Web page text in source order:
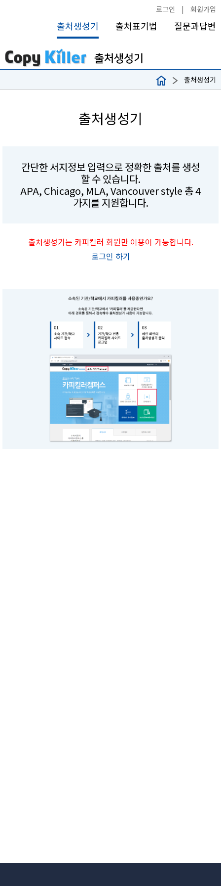
로그인 | 회원가입
출처생성기 출처표기법 질문과답변
출처생성기
출처생성기
간단한 서지정보 입력으로 정확한 출처를 생성
할 수 있습니다.
APA, Chicago, MLA, Vancouver style 총 4
가지를 지원합니다.
출처생성기는 카피킬러 회원만 이용이 가능합니다.
로그인 하기